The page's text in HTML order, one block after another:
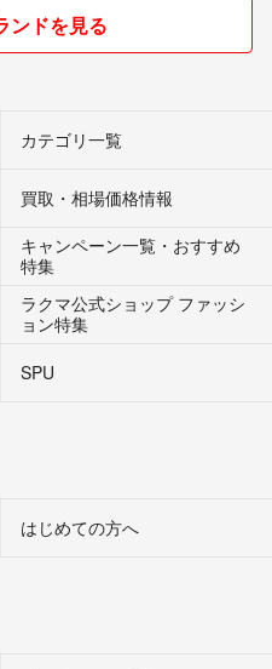
ンドを見る
カテゴリ一覧
買取・相場価格情報
キャンペーン一覧・おすすめ
特集
ラクマ公式ショップ ファッシ
ョン特集
SPU
はじめての方へ